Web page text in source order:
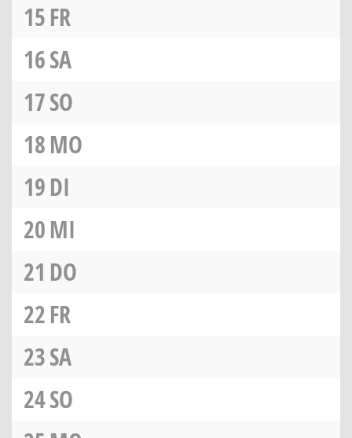
15FR
16SA
17SO
18MO
19DI
20MI
21 DO
22FR
23SA
24SO